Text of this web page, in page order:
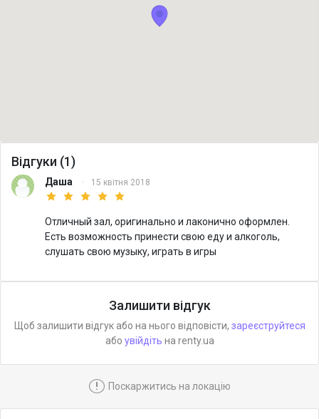
Відгуки (1)
Даша · 15 квітня 2018
Отличный зал, оригинально и лаконично оформлен.
Есть возможность принести свою еду и алкоголь,
слушать свою музыку, играть в игры
Залишити відгук
Щоб залишити відгук або на нього відповісти, зареєструйтеся
або увійдіть на renty.ua
! Поскаржитись на локацію